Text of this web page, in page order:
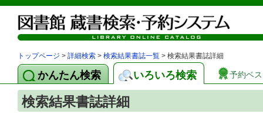
トップページ > 詳細検索 > 検索結果書誌一覧 > 検索結果書誌詳細
かんたん検索 いろいろ検索 予約ベ
検索結果書誌詳細